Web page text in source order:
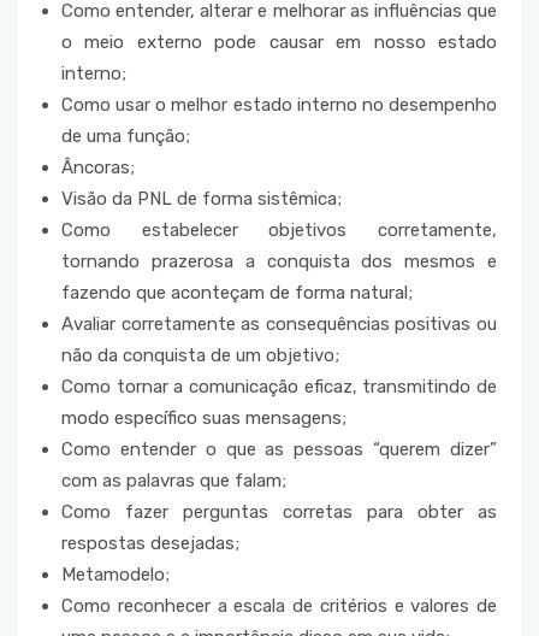
Como entender, alterar e melhorar as influências que
o meio externo pode causar em nosso estado
interno;
Como usar o melhor estado interno no desempenho
de uma função;
Âncoras;
Visão da PNL de forma sistêmica;
Como estabelecer objetivos corretamente,
tornando prazerosa a conquista dos mesmos e
fazendo que aconteçam de forma natural;
Avaliar corretamente as consequências positivas ou
não da conquista de um objetivo;
Como tornar a comunicação eficaz, transmitindo de
modo específico suas mensagens;
Como entender o que as pessoas “querem dizer”
com as palavras que falam;
Como fazer perguntas corretas para obter as
respostas desejadas;
Metamodelo;
Como reconhecer a escala de critérios e valores de